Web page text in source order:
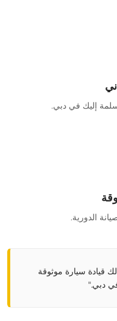
إليك في دبي.
الدورية.
لك قيادة سيارة موثوقة
في دبي."